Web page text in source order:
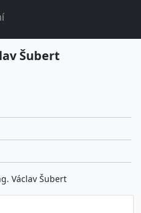
Šubert
Václav Šubert